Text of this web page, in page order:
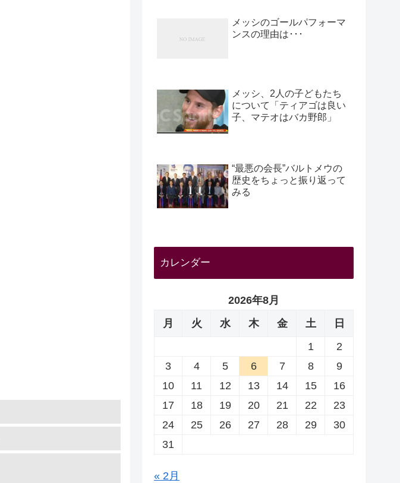
メッシのゴールパフォーマ
ンスの理由は･･･
メッシ、2人の子どもたち
について「ティアゴは良い
子、マテオはバカ野郎」
“最悪の会長”バルトメウの
歴史をちょっと振り返って
みる
カレンダー
2026年8月
月
火 水 木 金 土
日
1
2
3
4 5 6 7 8
9
10
11 12 13 14 15
16
17
18 19 20 21 22
23
24
25 26 27 28 29
30
31
« 2月